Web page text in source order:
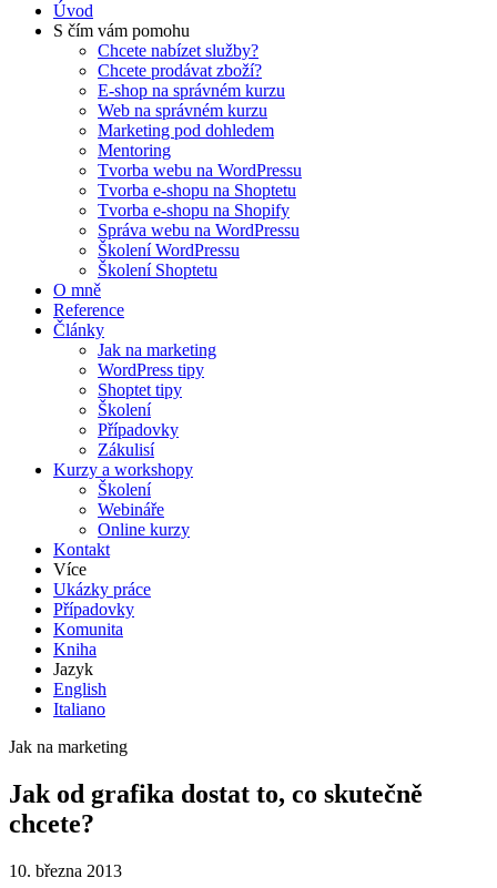
Úvod
S čím vám pomohu
Chcete nabízet služby?
Chcete prodávat zboží?
E-shop na správném kurzu
Web na správném kurzu
Marketing pod dohledem
Mentoring
Tvorba webu na WordPressu
Tvorba e-shopu na Shoptetu
Tvorba e-shopu na Shopify
Správa webu na WordPressu
Školení WordPressu
Školení Shoptetu
O mně
Reference
Články
Jak na marketing
WordPress tipy
Shoptet tipy
Školení
Případovky
Zákulisí
Kurzy a workshopy
Školení
Webináře
Online kurzy
Kontakt
Více
Ukázky práce
Případovky
Komunita
Kniha
Jazyk
English
Italiano
Jak na marketing
Jak od grafika dostat to, co skutečně
chcete?
10. března 2013